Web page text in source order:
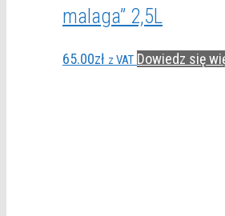
malaga” 2,5L
65.00zł z VAT Dowiedz się